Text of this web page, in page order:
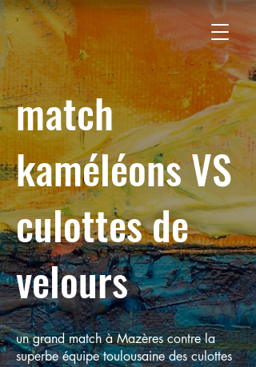
match
kaméléons VS
culottes de
velours
un grand match à Mazères contre la
superbe équipe toulousaine des culottes